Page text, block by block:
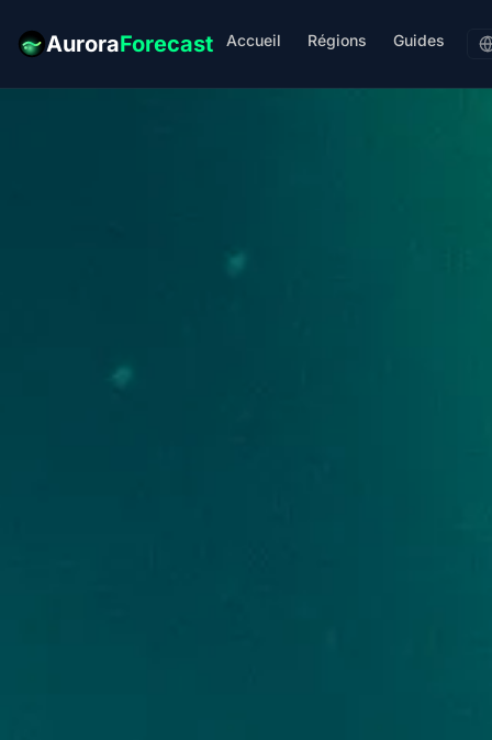
AuroraForecast Accueil Régions Guides